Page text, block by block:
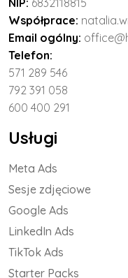
NIP: 6832118815
Współprace:
Email ogólny:
Telefon:
571 289 546
792 391 058
600 400 291
Usługi
Meta Ads
Sesje zdjęciowe
Google Ads
LinkedIn Ads
TikTok Ads
Starter Packs